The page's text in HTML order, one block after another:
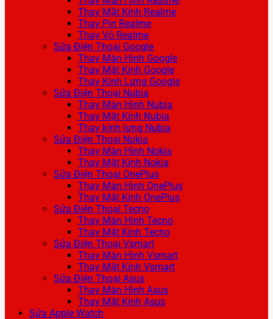
Thay Mặt Kính Realme
Thay Pin Realme
Thay Vỏ Realme
Sửa Điện Thoại Google
Thay Màn Hình Google
Thay Mặt Kính Google
Thay Kính Lưng Google
Sửa Điện Thoại Nubia
Thay Màn Hình Nubia
Thay Mặt Kính Nubia
Thay kính lưng Nubia
Sửa Điện Thoại Nokia
Thay Màn Hình Nokia
Thay Mặt Kính Nokia
Sửa Điện Thoại OnePlus
Thay Màn Hình OnePlus
Thay Mặt Kính OnePlus
Sửa Điện Thoại Tecno
Thay Màn Hình Tecno
Thay Mặt Kính Tecno
Sửa Điện Thoại Vsmart
Thay Màn Hình Vsmart
Thay Mặt Kính Vsmart
Sửa Điện Thoại Asus
Thay Màn Hình Asus
Thay Mặt Kính Asus
Sửa Apple Watch